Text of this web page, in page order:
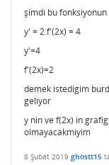
şimdi bu fonksiyonun
y' = 2.f'(2x) = 4
y'=4
f'(2x)=2
demek istedigim
geliyor
y nin ve f(2x) in
olmayacakmiyim
8 Şubat 2019 ghostt15